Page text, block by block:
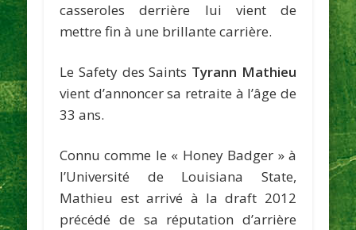
casseroles derrière lui vient de
mettre fin à une brillante carrière.
Le Safety des Saints Tyrann Mathieu
vient d’annoncer sa retraite à l’âge de
33 ans.
Connu comme le « Honey Badger » à
l’Université de Louisiana State,
Mathieu est arrivé à la draft 2012
précédé de sa réputation d’arrière